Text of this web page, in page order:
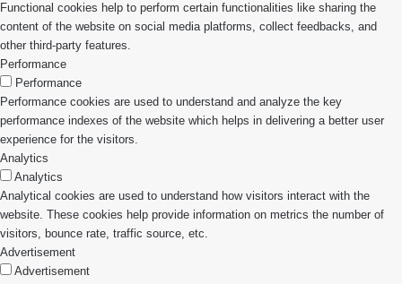
Functional cookies help to perform certain functionalities like sharing the
content of the website on social media platforms, collect feedbacks, and
other third-party features.
Performance
Performance
Performance cookies are used to understand and analyze the key
performance indexes of the website which helps in delivering a better user
experience for the visitors.
Analytics
Analytics
Analytical cookies are used to understand how visitors interact with the
website. These cookies help provide information on metrics the number of
visitors, bounce rate, traffic source, etc.
Advertisement
Advertisement